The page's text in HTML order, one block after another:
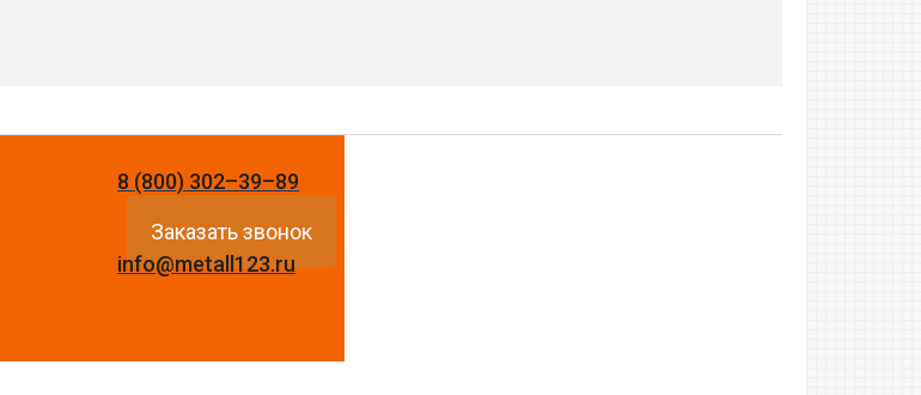
8 (800) 302–39–89
Заказать звонок
info@metall123.ru